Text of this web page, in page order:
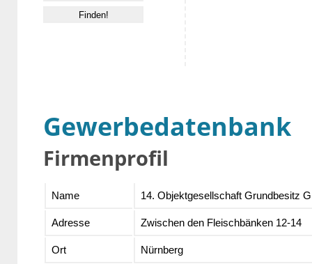
Gewerbedatenbank
Firmenprofil
Name 14. Objektgesellschaft Grundbesitz
Adresse Zwischen den Fleischbänken 12-14
Ort Nürnberg